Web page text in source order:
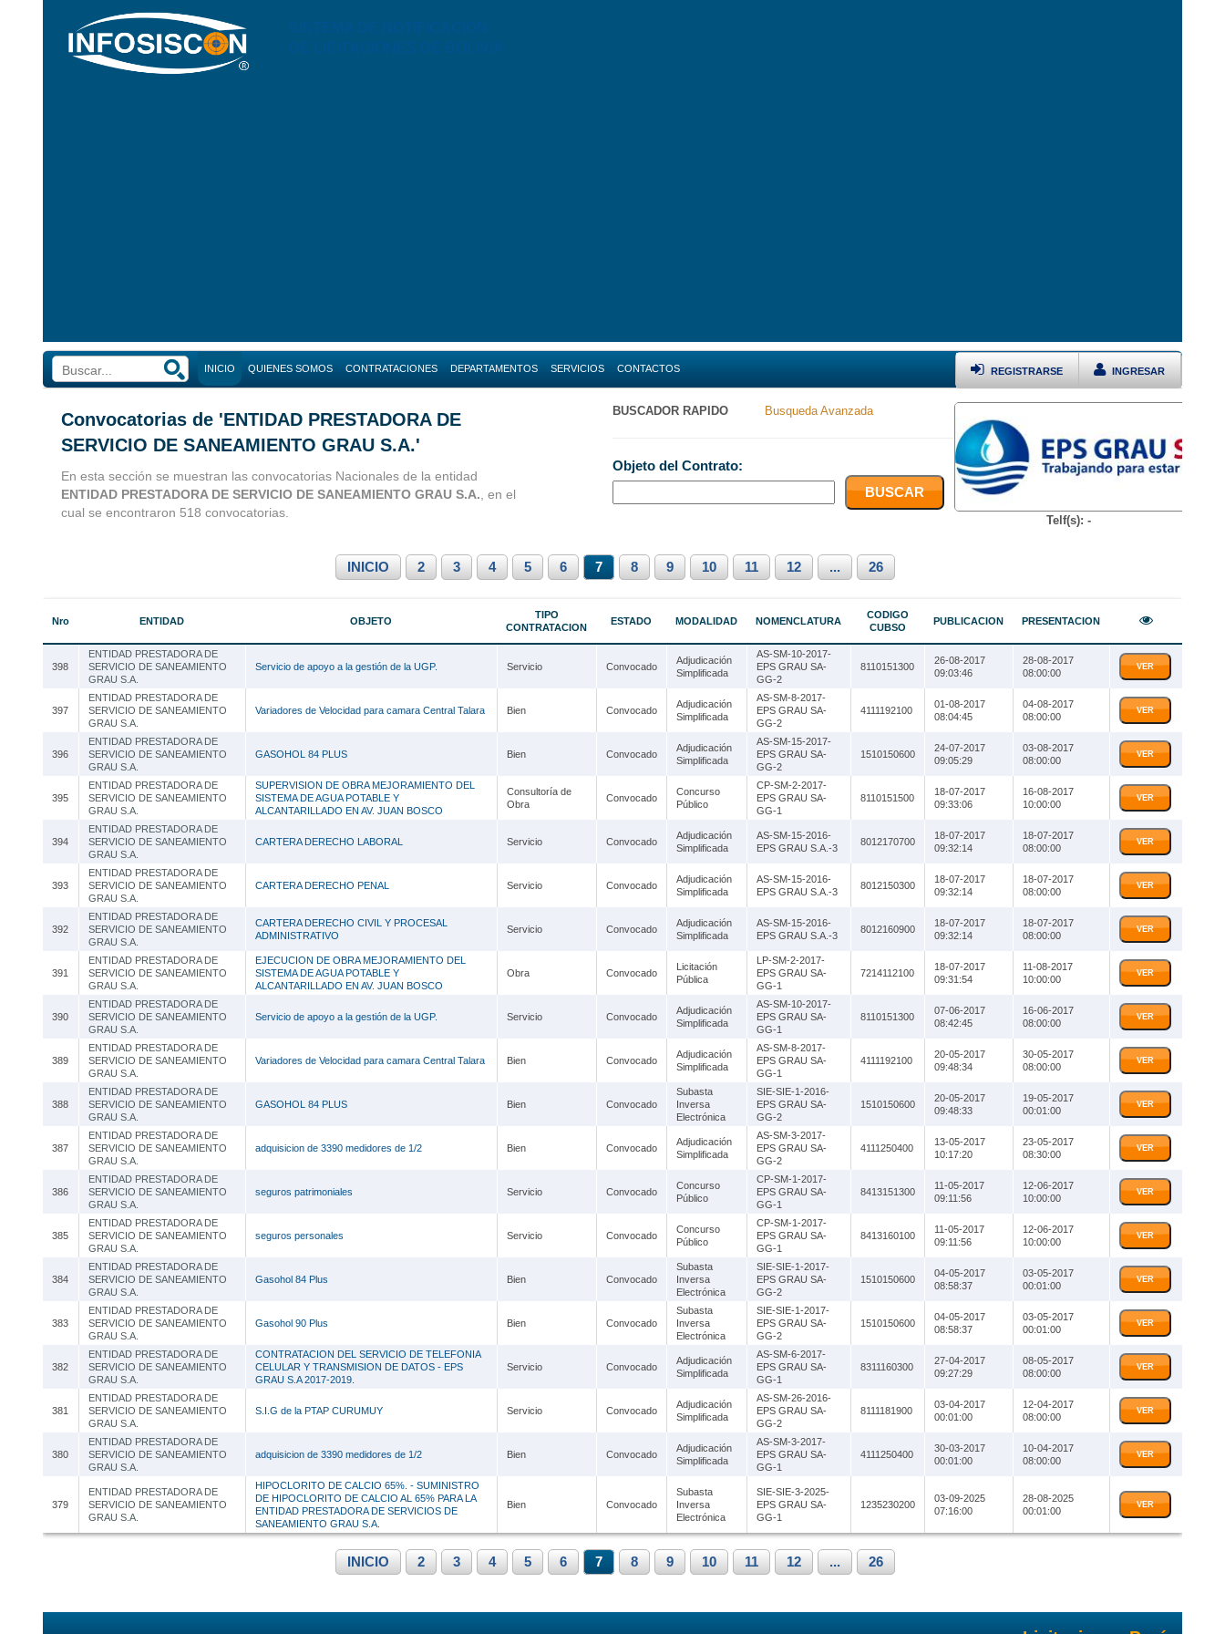
INICIO QUIENES SOMOS CONTRATACIONES
Convocatorias Nacionales
Consultorias Perú
DEPARTAMENTOS
Apurímac
Arequipa
Cajamarca
Huancavelica
La Libertad
Lambayeque
Ucayali
SERVICIOS CONTACTOS INGRESAR
REGISTRARSE
Convocatorias de 'ENTIDAD PRESTADORA DE
SERVICIO DE SANEAMIENTO GRAU S.A.'
En esta sección se muestran las convocatorias Nacionales de la entidad
ENTIDAD PRESTADORA DE SERVICIO DE SANEAMIENTO GRAU S.A. , en el
cual se encontraron 518 convocatorias.
BUSCADOR RAPIDO Busqueda Avanzada
Objeto del Contrato:
Telf(s): -
INICIO 2 3 4 5 6 7 8 9 10 11 12 ... 26
Nro ENTIDAD OBJETO
TIPO
CONTRATACION
ESTADO MODALIDAD NOMENCLATURA
CODIGO
CUBSO
PUBLICACION PRESENTACION
398
ENTIDAD PRESTADORA DE
SERVICIO DE SANEAMIENTO
GRAU S.A.
Servicio de apoyo a la gestión de la UGP. Servicio Convocado
Adjudicación
Simplificada
AS-SM-10-2017-
EPS GRAU SA-
GG-2
8110151300
26-08-2017
09:03:46
28-08-2017
08:00:00
VER
397
ENTIDAD PRESTADORA DE
SERVICIO DE SANEAMIENTO
GRAU S.A.
Variadores de Velocidad para camara Central Talara Bien Convocado
Adjudicación
Simplificada
AS-SM-8-2017-
EPS GRAU SA-
GG-2
4111192100
01-08-2017
08:04:45
04-08-2017
08:00:00
VER
396
ENTIDAD PRESTADORA DE
SERVICIO DE SANEAMIENTO
GRAU S.A.
GASOHOL 84 PLUS Bien Convocado
Adjudicación
Simplificada
AS-SM-15-2017-
EPS GRAU SA-
GG-2
1510150600
24-07-2017
09:05:29
03-08-2017
08:00:00
VER
395
ENTIDAD PRESTADORA DE
SERVICIO DE SANEAMIENTO
GRAU S.A.
SUPERVISION DE OBRA MEJORAMIENTO DEL
SISTEMA DE AGUA POTABLE Y
ALCANTARILLADO EN AV. JUAN BOSCO
Consultoría de
Obra
Convocado
Concurso
Público
CP-SM-2-2017-
EPS GRAU SA-
GG-1
8110151500
18-07-2017
09:33:06
16-08-2017
10:00:00
VER
394
ENTIDAD PRESTADORA DE
SERVICIO DE SANEAMIENTO
GRAU S.A.
CARTERA DERECHO LABORAL Servicio Convocado
Adjudicación
Simplificada
AS-SM-15-2016-
EPS GRAU S.A.-3
8012170700
18-07-2017
09:32:14
18-07-2017
08:00:00
VER
393
ENTIDAD PRESTADORA DE
SERVICIO DE SANEAMIENTO
GRAU S.A.
CARTERA DERECHO PENAL Servicio Convocado
Adjudicación
Simplificada
AS-SM-15-2016-
EPS GRAU S.A.-3
8012150300
18-07-2017
09:32:14
18-07-2017
08:00:00
VER
392
ENTIDAD PRESTADORA DE
SERVICIO DE SANEAMIENTO
GRAU S.A.
CARTERA DERECHO CIVIL Y PROCESAL
ADMINISTRATIVO
Servicio Convocado
Adjudicación
Simplificada
AS-SM-15-2016-
EPS GRAU S.A.-3
8012160900
18-07-2017
09:32:14
18-07-2017
08:00:00
VER
391
ENTIDAD PRESTADORA DE
SERVICIO DE SANEAMIENTO
GRAU S.A.
EJECUCION DE OBRA MEJORAMIENTO DEL
SISTEMA DE AGUA POTABLE Y
ALCANTARILLADO EN AV. JUAN BOSCO
Obra Convocado
Licitación
Pública
LP-SM-2-2017-
EPS GRAU SA-
GG-1
7214112100
18-07-2017
09:31:54
11-08-2017
10:00:00
VER
390
ENTIDAD PRESTADORA DE
SERVICIO DE SANEAMIENTO
GRAU S.A.
Servicio de apoyo a la gestión de la UGP. Servicio Convocado
Adjudicación
Simplificada
AS-SM-10-2017-
EPS GRAU SA-
GG-1
8110151300
07-06-2017
08:42:45
16-06-2017
08:00:00
VER
389
ENTIDAD PRESTADORA DE
SERVICIO DE SANEAMIENTO
GRAU S.A.
Variadores de Velocidad para camara Central Talara Bien Convocado
Adjudicación
Simplificada
AS-SM-8-2017-
EPS GRAU SA-
GG-1
4111192100
20-05-2017
09:48:34
30-05-2017
08:00:00
VER
388
ENTIDAD PRESTADORA DE
SERVICIO DE SANEAMIENTO
GRAU S.A.
GASOHOL 84 PLUS Bien Convocado
Subasta
Inversa
Electrónica
SIE-SIE-1-2016-
EPS GRAU SA-
GG-2
1510150600
20-05-2017
09:48:33
19-05-2017
00:01:00
VER
387
ENTIDAD PRESTADORA DE
SERVICIO DE SANEAMIENTO
GRAU S.A.
adquisicion de 3390 medidores de 1/2 Bien Convocado
Adjudicación
Simplificada
AS-SM-3-2017-
EPS GRAU SA-
GG-2
4111250400
13-05-2017
10:17:20
23-05-2017
08:30:00
VER
386
ENTIDAD PRESTADORA DE
SERVICIO DE SANEAMIENTO
GRAU S.A.
seguros patrimoniales Servicio Convocado
Concurso
Público
CP-SM-1-2017-
EPS GRAU SA-
GG-1
8413151300
11-05-2017
09:11:56
12-06-2017
10:00:00
VER
385
ENTIDAD PRESTADORA DE
SERVICIO DE SANEAMIENTO
GRAU S.A.
seguros personales Servicio Convocado
Concurso
Público
CP-SM-1-2017-
EPS GRAU SA-
GG-1
8413160100
11-05-2017
09:11:56
12-06-2017
10:00:00
VER
384
ENTIDAD PRESTADORA DE
SERVICIO DE SANEAMIENTO
GRAU S.A.
Gasohol 84 Plus Bien Convocado
Subasta
Inversa
Electrónica
SIE-SIE-1-2017-
EPS GRAU SA-
GG-2
1510150600
04-05-2017
08:58:37
03-05-2017
00:01:00
VER
383
ENTIDAD PRESTADORA DE
SERVICIO DE SANEAMIENTO
GRAU S.A.
Gasohol 90 Plus Bien Convocado
Subasta
Inversa
Electrónica
SIE-SIE-1-2017-
EPS GRAU SA-
GG-2
1510150600
04-05-2017
08:58:37
03-05-2017
00:01:00
VER
382
ENTIDAD PRESTADORA DE
SERVICIO DE SANEAMIENTO
GRAU S.A.
CONTRATACION DEL SERVICIO DE TELEFONIA
CELULAR Y TRANSMISION DE DATOS - EPS
GRAU S.A 2017-2019.
Servicio Convocado
Adjudicación
Simplificada
AS-SM-6-2017-
EPS GRAU SA-
GG-1
8311160300
27-04-2017
09:27:29
08-05-2017
08:00:00
VER
381
ENTIDAD PRESTADORA DE
SERVICIO DE SANEAMIENTO
GRAU S.A.
S.I.G de la PTAP CURUMUY Servicio Convocado
Adjudicación
Simplificada
AS-SM-26-2016-
EPS GRAU SA-
GG-2
8111181900
03-04-2017
00:01:00
12-04-2017
08:00:00
VER
380
ENTIDAD PRESTADORA DE
SERVICIO DE SANEAMIENTO
GRAU S.A.
adquisicion de 3390 medidores de 1/2 Bien Convocado
Adjudicación
Simplificada
AS-SM-3-2017-
EPS GRAU SA-
GG-1
4111250400
30-03-2017
00:01:00
10-04-2017
08:00:00
VER
379
ENTIDAD PRESTADORA DE
SERVICIO DE SANEAMIENTO
GRAU S.A.
HIPOCLORITO DE CALCIO 65%. - SUMINISTRO
DE HIPOCLORITO DE CALCIO AL 65% PARA LA
ENTIDAD PRESTADORA DE SERVICIOS DE
SANEAMIENTO GRAU S.A.
Bien Convocado
Subasta
Inversa
Electrónica
SIE-SIE-3-2025-
EPS GRAU SA-
GG-1
1235230200
03-09-2025
07:16:00
28-08-2025
00:01:00
VER
INICIO 2 3 4 5 6 7 8 9 10 11 12 ... 26